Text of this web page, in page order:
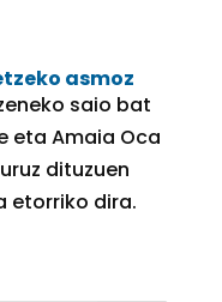
asmoz
saio bat
eta Amaia Oca
dituzuen
etorriko dira.